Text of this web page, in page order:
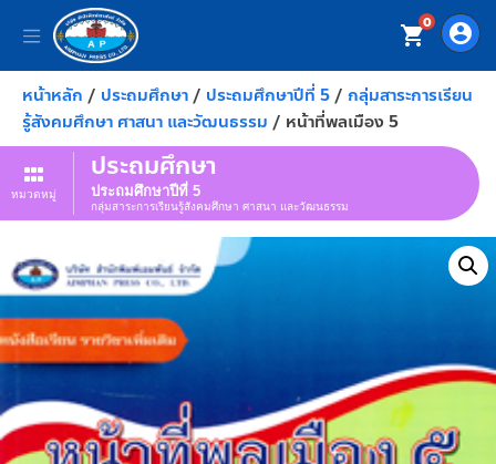
account_circle
shopping_cart0
หน้าหลัก / ประถมศึกษา/ ประถมศึกษาปีที่ 5/ กลุ่มสาระการเรียน
รู้สังคมศึกษา ศาสนา และวัฒนธรรม / หน้าที่พลเมือง 5
หมวดหมู่
ประถมศึกษา
ประถมศึกษาปีที่ 5
กลุ่มสาระการเรียนรู้สังคมศึกษา ศาสนา และวัฒนธรรม